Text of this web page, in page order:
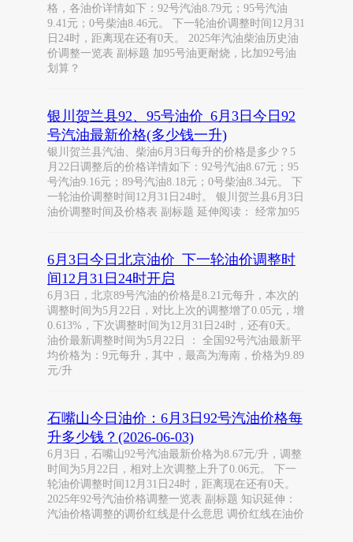
格，各油价详情如下：92号汽油8.79元；95号汽油
9.41元；0号柴油8.46元。 下一轮油价调整时间12月31
日24时，距离现在还有0天。 2025年汽油柴油历史油
价调整一览表 副标题 加95号油更耐烧，比加92号油
划算？
银川贺兰县92、95号油价_6月3日今日92
号汽油最新价格(多少钱一升)
银川贺兰县汽油、柴油6月3日每升的价格是多少？5
月22日调整后的价格详情如下：92号汽油8.67元；95
号汽油9.16元；89号汽油8.18元；0号柴油8.34元。 下
一轮油价调整时间12月31日24时。 银川贺兰县6月3日
油价调整时间及价格表 副标题 延伸阅读： 经常加95
6月3日今日北京油价_下一轮油价调整时
间12月31日24时开启
6月3日，北京89号汽油的价格是8.21元每升，本次的
调整时间为5月22日，对比上次的调整增了0.05元，增
0.613%，下次调整时间为12月31日24时，还有0天。
油价最新调整时间为5月22日 ： 全国92号汽油最新平
均价格为：9元每升，其中，最高为海南，价格为9.89
元/升
石嘴山今日油价：6月3日92号汽油价格每
升多少钱？(2026-06-03)
6月3日，石嘴山92号汽油最新价格为8.67元/升，调整
时间为5月22日，相对上次调整上升了0.06元。 下一
轮油价调整时间12月31日24时，距离现在还有0天。
2025年92号汽油价格调整一览表 副标题 知识延伸：
汽油价格调整的调价红线是什么意思 调价红线在油价